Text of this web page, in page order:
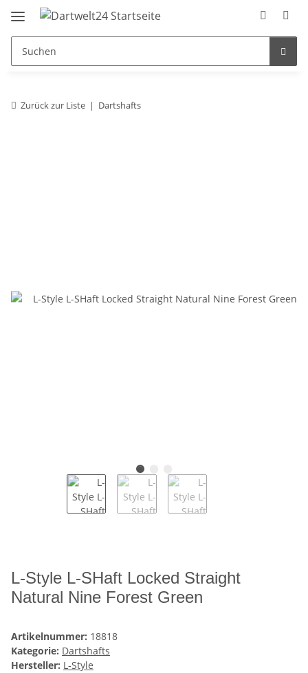
Zurück zur Liste Dartshafts
L-Style L-SHaft Locked Straight
Natural Nine Forest Green
Artikelnummer: 18818
Kategorie: Dartshafts
Hersteller: L-Style